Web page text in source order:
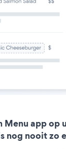
Menu app op
nog nooit zo